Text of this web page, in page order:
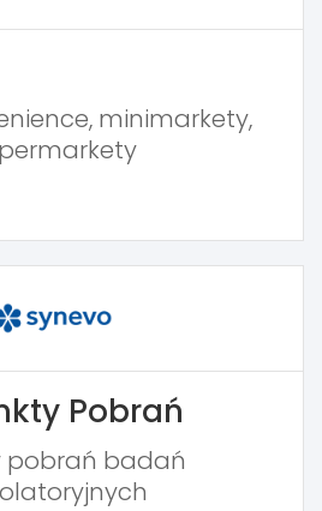
minimarkety,
Pobrań
pobrań badań